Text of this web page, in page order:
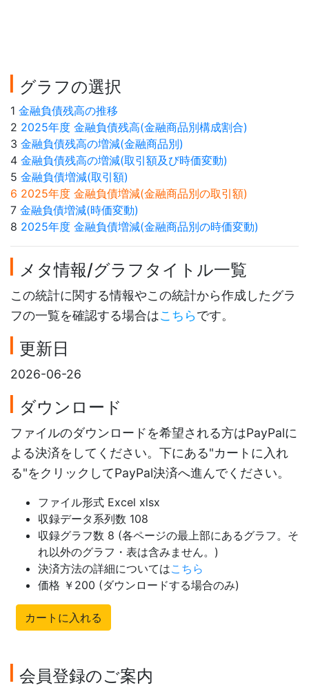
グラフの選択
1 金融負債残高の推移
2 2025年度 金融負債残高(金融商品別構成割合)
3 金融負債残高の増減(金融商品別)
4 金融負債残高の増減(取引額及び時価変動)
5 金融負債増減(取引額)
6 2025年度 金融負債増減(金融商品別の取引額)
7 金融負債増減(時価変動)
8 2025年度 金融負債増減(金融商品別の時価変動)
メタ情報/グラフタイトル一覧
この統計に関する情報やこの統計から作成したグラ
フの一覧を確認する場合はこちらです。
更新日
2026-06-26
ダウンロード
ファイルのダウンロードを希望される方はPayPalに
よる決済をしてください。下にある"カートに入れ
る"をクリックしてPayPal決済へ進んでください。
ファイル形式 Excel xlsx
収録データ系列数 108
収録グラフ数 8 (各ページの最上部にあるグラフ。そ
れ以外のグラフ・表は含みません。)
決済方法の詳細についてはこちら
価格 ￥200 (ダウンロードする場合のみ)
カートに入れる
会員登録のご案内